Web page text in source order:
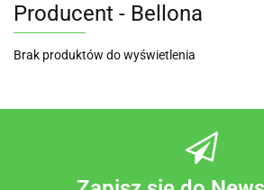
Producent - Bellona
Brak produktów do wyświetlenia